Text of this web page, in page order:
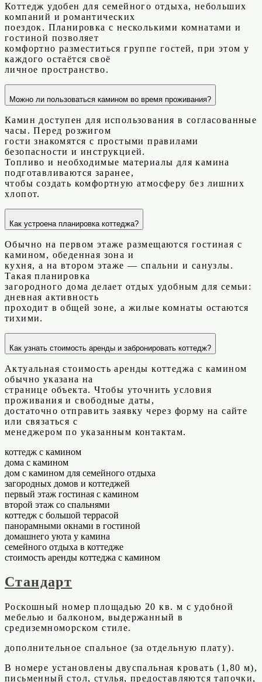
Коттедж удобен для семейного отдыха, небольших
компаний и романтических
поездок. Планировка с несколькими комнатами и
гостиной позволяет
комфортно разместиться группе гостей, при этом у
каждого остаётся своё
личное пространство.
Можно ли пользоваться камином во время проживания?
Камин доступен для использования в согласованные
часы. Перед розжигом
гости знакомятся с простыми правилами
безопасности и инструкцией.
Топливо и необходимые материалы для камина
подготавливаются заранее,
чтобы создать комфортную атмосферу без лишних
хлопот.
Как устроена планировка коттеджа?
Обычно на первом этаже размещаются гостиная с
камином, обеденная зона и
кухня, а на втором этаже — спальни и санузлы.
Такая планировка
загородного дома делает отдых удобным для семьи:
дневная активность
проходит в общей зоне, а жилые комнаты остаются
тихими.
Как узнать стоимость аренды и забронировать коттедж?
Актуальная стоимость аренды коттеджа с камином
обычно указана на
странице объекта. Чтобы уточнить условия
проживания и свободные даты,
достаточно отправить заявку через форму на сайте
или связаться с
менеджером по указанным контактам.
коттедж с камином
дома с камином
дом с камином для семейного отдыха
загородных домов и коттеджей
первый этаж гостиная с камином
второй этаж со спальнями
коттедж с большой террасой
панорамными окнами в гостиной
домашнего уюта у камина
семейного отдыха в коттедже
стоимость аренды коттеджа с камином
Стандарт
Роскошный номер площадью 20 кв. м с удобной
мебелью и балконом, выдержанный в
средиземноморском стиле.
дополнительное спальное (за отдельную плату).
В номере установлены двуспальная кровать (1,80 м),
письменный стол, стулья, предоставляются тапочки,